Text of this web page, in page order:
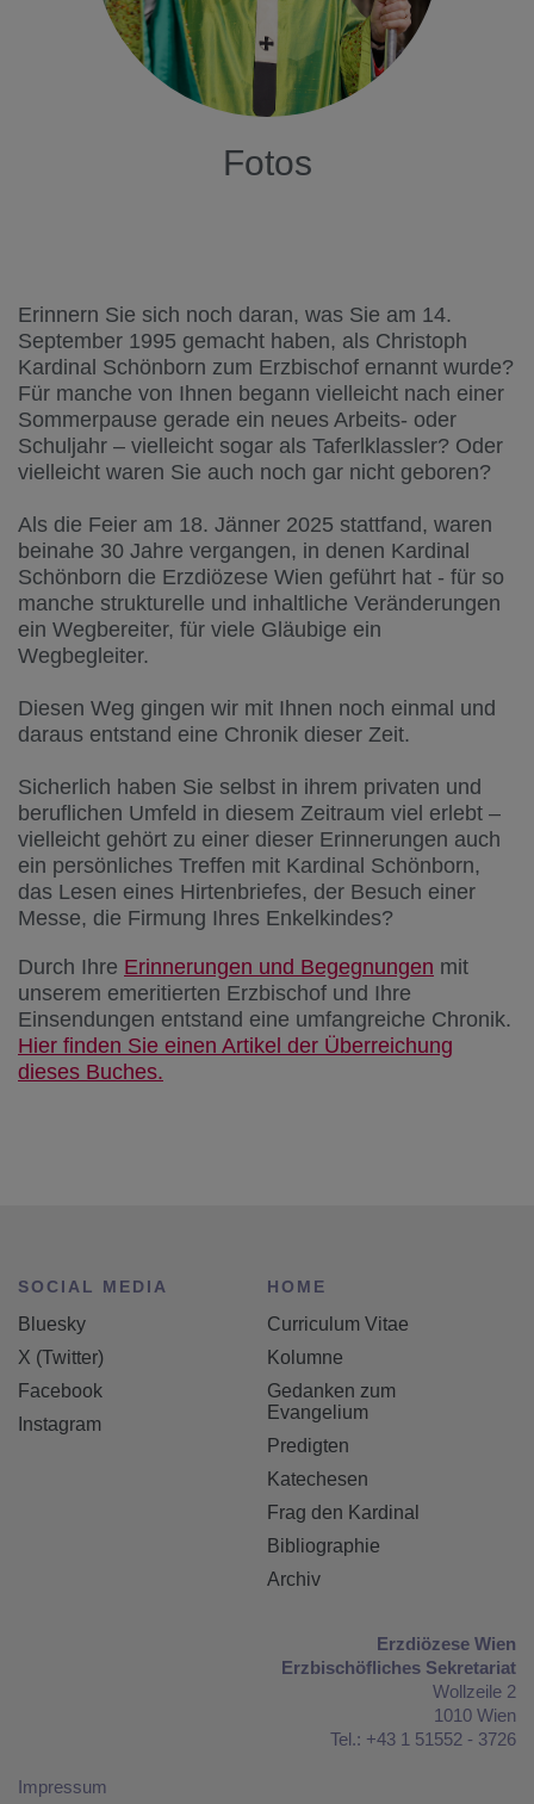
Fotos
Erinnern Sie sich noch daran, was Sie am 14.
September 1995 gemacht haben, als Christoph
Kardinal Schönborn zum Erzbischof ernannt wurde?
Für manche von Ihnen begann vielleicht nach einer
Sommerpause gerade ein neues Arbeits- oder
Schuljahr – vielleicht sogar als Taferlklassler? Oder
vielleicht waren Sie auch noch gar nicht geboren?
Als die Feier am 18. Jänner 2025 stattfand, waren
beinahe 30 Jahre vergangen, in denen Kardinal
Schönborn die Erzdiözese Wien geführt hat - für so
manche strukturelle und inhaltliche Veränderungen
ein Wegbereiter, für viele Gläubige ein
Wegbegleiter.
Diesen Weg gingen wir mit Ihnen noch einmal und
daraus entstand eine Chronik dieser Zeit.
Sicherlich haben Sie selbst in ihrem privaten und
beruflichen Umfeld in diesem Zeitraum viel erlebt –
vielleicht gehört zu einer dieser Erinnerungen auch
ein persönliches Treffen mit Kardinal Schönborn,
das Lesen eines Hirtenbriefes, der Besuch einer
Messe, die Firmung Ihres Enkelkindes?
Durch Ihre Erinnerungen und Begegnungen mit
unserem emeritierten Erzbischof und Ihre
Einsendungen entstand eine umfangreiche Chronik.
Hier finden Sie einen Artikel der Überreichung
dieses Buches.
SOCIAL MEDIA
Bluesky
X (Twitter)
Facebook
Instagram
HOME
Curriculum Vitae
Kolumne
Gedanken zum
Evangelium
Predigten
Katechesen
Frag den Kardinal
Bibliographie
Archiv
Erzdiözese Wien
Erzbischöfliches Sekretariat
Wollzeile 2
1010 Wien
Tel.: +43 1 51552 - 3726
Impressum